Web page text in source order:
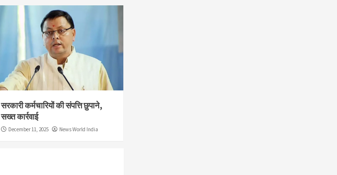
सरकारी कर्मचारियों की संपत्ति छुपाने,
सख्त कार्रवाई
December 11, 2025 News World India